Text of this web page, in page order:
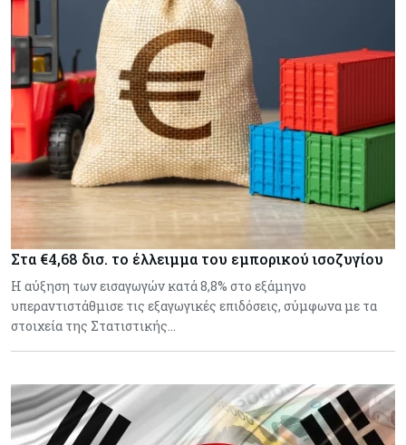
Στα €4,68 δισ. το έλλειμμα του εμπορικού ισοζυγίου
Η αύξηση των εισαγωγών κατά 8,8% στο εξάμηνο
υπεραντιστάθμισε τις εξαγωγικές επιδόσεις, σύμφωνα με τα
στοιχεία της Στατιστικής…